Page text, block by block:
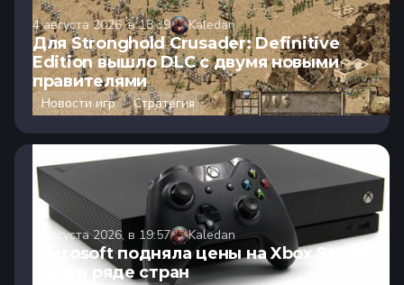
4 августа 2026, в 18:39 Kaledan
Для Stronghold Crusader: Definitive
Edition вышло DLC с двумя новыми
правителями
Новости игр Стратегия
2 августа 2026, в 19:57 Kaledan
Microsoft подняла цены на Xbox Series
S и X в ряде стран